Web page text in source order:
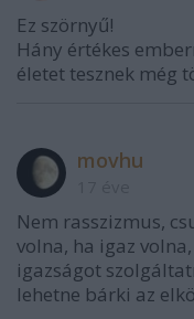
Ez szörnyű!
Hány értékes
életet tesznek még
movhu
Nem rasszizmus,
volna, ha igaz
igazságot
lehetne bárki az